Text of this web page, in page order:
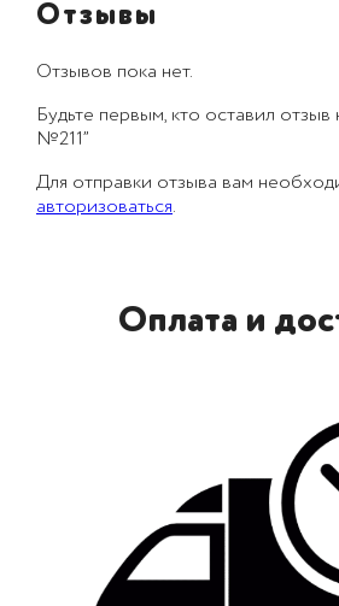
Отзывы
Отзывов пока нет.
Будьте первым, кто оставил
№211”
Для отправки отзыва вам
авторизоваться.
Оплата и